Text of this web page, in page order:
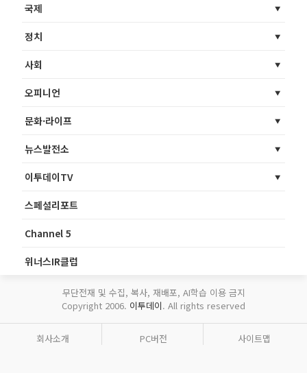
국제
정치
사회
오피니언
문화·라이프
뉴스발전소
이투데이TV
스페셜리포트
Channel 5
위너스IR클럽
무단전재 및 수집, 복사, 재배포, AI학습 이용 금지
Copyright 2006. 이투데이. All rights reserved
회사소개 PC버전 사이트맵